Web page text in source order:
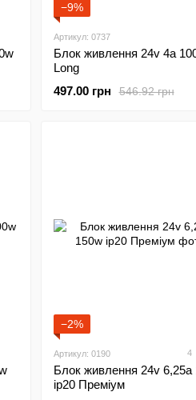
−9%
Артикул: 0737
Блок живлення 24v 4а
Long
546.92 грн
497.00 грн
−2%
Артикул: 0190 4
Блок живлення 24v 6,25а
ip20 Преміум